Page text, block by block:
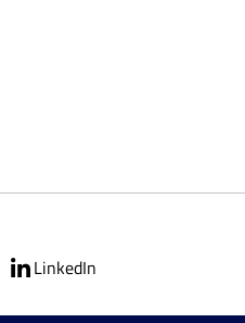
LinkedIn